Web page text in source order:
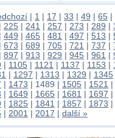
| 1 | 17 | 33 | 49 | 65 |
| 225 | 241 | 257 | 273 | 289 |
| 449 | 465 | 481 | 497 | 513 |
| 673 | 689 | 705 | 721 | 737 |
| 897 | 913 | 929 | 945 | 961 |
| 1105 | 1121 | 1137 | 1153 |
| 1297 | 1313 | 1329 | 1345
| 1473 | 1489 | 1505 | 1521 |
| 1649 | 1665 | 1681 | 1697 |
| 1825 | 1841 | 1857 | 1873 |
| 2001 | 2017 | další »